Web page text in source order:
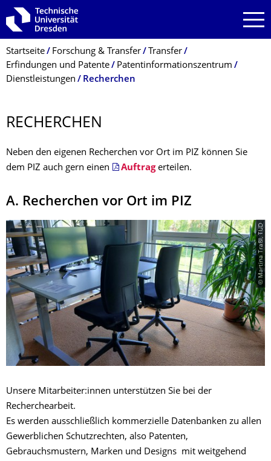
Zur Hauptnavigation springen
Zur Suche springen
Zum Inhalt springen
Breadcrumb-Menü
Startseite Forschung & Transfer
Transfer
Erfindungen und Patente
Patentinformationszentrum
Dienstleistungen
Recherchen
RECHERCHEN
Neben den eigenen Recherchen vor Ort im PIZ können Sie
dem PIZ auch gern einen
Auftragerteilen.
A. Recherchen vor Ort im PIZ
© Martina Traßl, TUD
Unsere Mitarbeiter:innen unterstützen Sie bei der
Recherchearbeit.
Es werden ausschließlich kommerzielle Datenbanken zu allen
Gewerblichen Schutzrechten, also Patenten,
Gebrauchsmustern, Marken und Designs mit weitgehend